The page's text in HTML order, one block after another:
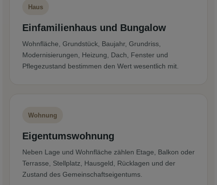
Haus
Einfamilienhaus und Bungalow
Wohnfläche, Grundstück, Baujahr, Grundriss,
Modernisierungen, Heizung, Dach, Fenster und
Pflegezustand bestimmen den Wert wesentlich mit.
Wohnung
Eigentumswohnung
Neben Lage und Wohnfläche zählen Etage, Balkon oder
Terrasse, Stellplatz, Hausgeld, Rücklagen und der
Zustand des Gemeinschaftseigentums.